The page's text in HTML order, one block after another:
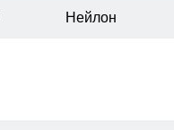
Нейлон